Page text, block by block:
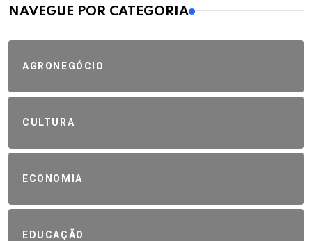
MAIS VISTOS
NAVEGUE POR CATEGORIA
AGRONEGÓCIO
CULTURA
ECONOMIA
EDUCAÇÃO